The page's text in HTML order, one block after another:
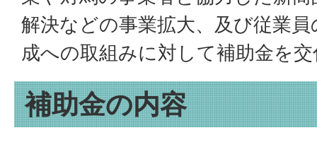
解決などの事業拡大、及び従業
成への取組みに対して補助金を
補助金の内容